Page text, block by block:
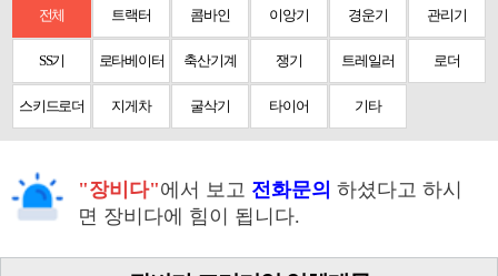
전체 트랙터 콤바인 이앙기 경운기 관리기
SS기 로타베이터 축산기계 쟁기 트레일러 로더
스키드로더 지게차 굴삭기 타이어 기타
"장비다"에서 보고 전화문의 하셨다고 하시
면 장비다에 힘이 됩니다.